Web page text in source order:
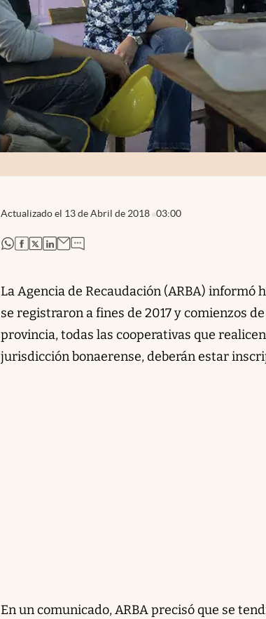
Actualizado el 13 de Abril de 2018 03:00
abre en nueva pestaña
abre en nueva pestaña
abre en nueva pestaña
abre en nueva pestaña
La Agencia de Recaudación (ARBA) informó
se registraron a fines de 2017 y comienzos
provincia, todas las cooperativas que
jurisdicción bonaerense, deberán estar
En un comunicado, ARBA precisó que se